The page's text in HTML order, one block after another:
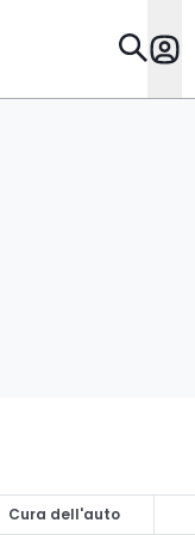
Cura dell'auto